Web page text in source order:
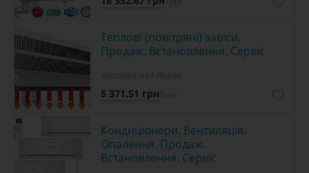
4
Теплові (повітряні) завіси.
Продаж. Встановлення. Сервіс
5 371.51 грн
Кондиціонери. Вентиляція.
Опалення. Продаж.
Встановлення. Сервіс